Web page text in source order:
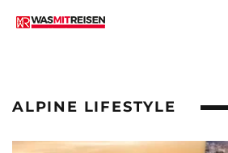
ALPINE LIFESTYLE